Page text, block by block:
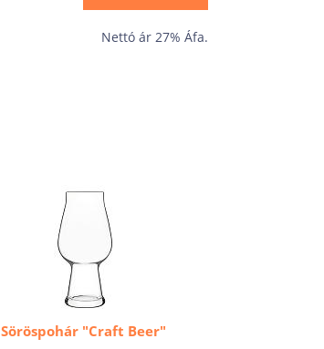
Nettó ár 27% Áfa.
Söröspohár "Craft Beer"